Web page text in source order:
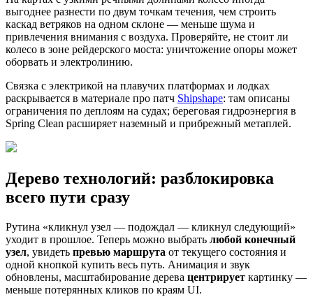
выгоднее разнести по двум точкам течения, чем строить
каскад ветряков на одном склоне — меньше шума и
привлечения внимания с воздуха. Проверяйте, не стоит ли
колесо в зоне рейдерского моста: уничтожение опоры может
оборвать и электролинию.
Связка с электрикой на плавучих платформах и лодках
раскрывается в материале про патч Shipshape: там описаны
ограничения по деплоям на судах; береговая гидроэнергия в
Spring Clean расширяет наземный и прибрежный метаплей.
Дерево технологий: разблокировка
всего пути сразу
Рутина «кликнул узел — подождал — кликнул следующий»
уходит в прошлое. Теперь можно выбрать любой конечный
узел, увидеть превью маршрута от текущего состояния и
одной кнопкой купить весь путь. Анимация и звук
обновлены, масштабирование дерева центрирует картинку —
меньше потерянных кликов по краям UI.